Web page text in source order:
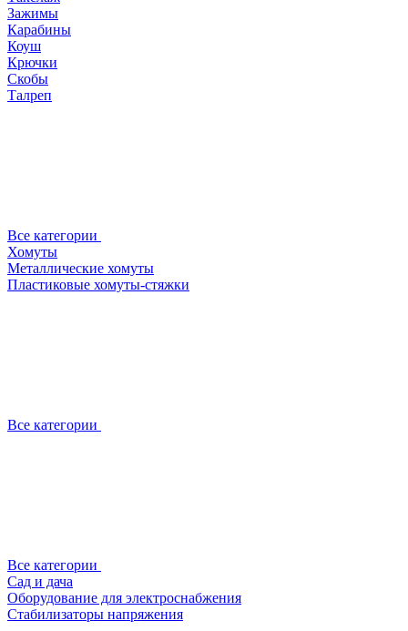
Зажимы
Карабины
Коуш
Крючки
Скобы
Талреп
Все категории
Хомуты
Металлические хомуты
Пластиковые хомуты-стяжки
Все категории
Все категории
Сад и дача
Оборудование для электроснабжения
Стабилизаторы напряжения